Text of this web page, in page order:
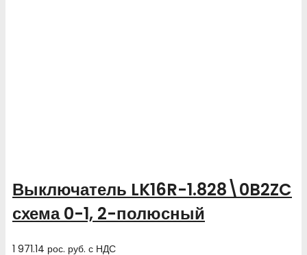
Выключатель LK16R-1.828\0B2ZC
схема 0-1, 2-полюсный
1 971.14 рос. руб. с НДС